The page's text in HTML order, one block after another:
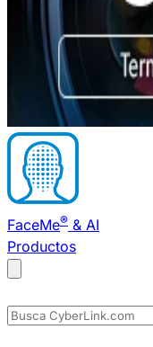
FaceMe® & AI
Productos